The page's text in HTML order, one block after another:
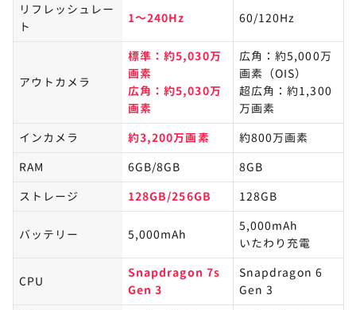
13 Xperia 10 VIIはこんな人におすすめ
音質にこだわりたい
シャッターチャンスを逃したくない
AQUOS sense10とXperia 10 VIIに関するよ
くある質問
AQUOS sense10とXperia 10 VIIの防水性能は？
AQUOS sense10とXperia 10 VIIの特徴は？
AQUOS sense10とXperia 10 VIIのアップデート
キャリア版とSIMフリー、どっちで買うべき？
リフレッシュレー
ト
1～240Hz 60/120Hz
アウトカメラ
標準：約5,030万
画素
広角：約5,030万
画素
広角：約5,000万
画素（OIS）
超広角：約1,300
万画素
インカメラ
約3,200万画素​
約800万画素
RAM
6GB/8GB
8GB
ストレージ
128GB/256GB 128GB
バッテリー 5,000mAh
5,000mAh
いたわり充電
CPU
Snapdragon 7s
Gen 3
Snapdragon 6
Gen 3​